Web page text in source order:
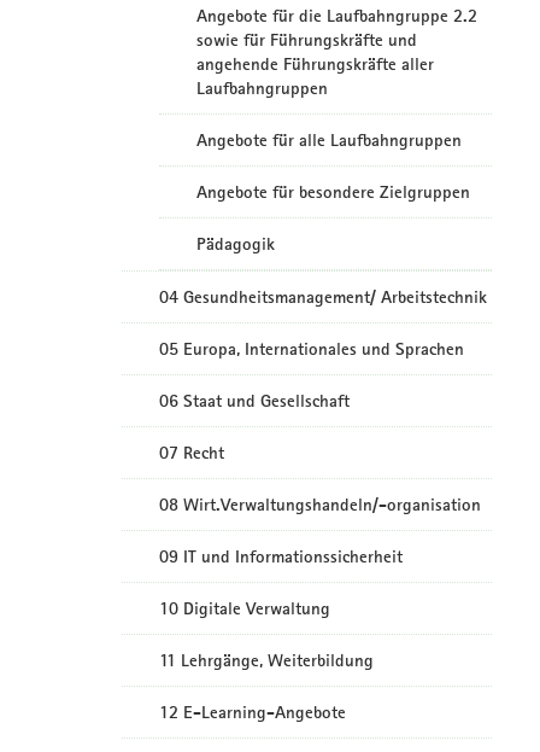
Angebote für die Laufbahngruppe 2.2
sowie für Führungskräfte und
angehende Führungskräfte aller
Laufbahngruppen
Angebote für alle Laufbahngruppen
Angebote für besondere Zielgruppen
Pädagogik
04 Gesundheitsmanagement/ Arbeitstechnik
05 Europa, Internationales und Sprachen
06 Staat und Gesellschaft
07 Recht
08 Wirt.Verwaltungshandeln/-organisation
09 IT und Informationssicherheit
10 Digitale Verwaltung
11 Lehrgänge, Weiterbildung
12 E-Learning-Angebote